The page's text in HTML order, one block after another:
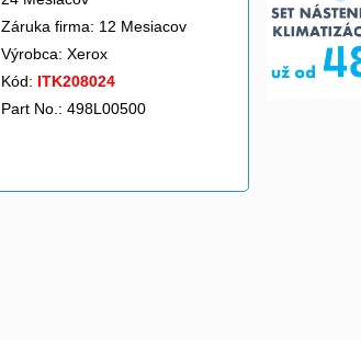
Záruka firma: 12 Mesiacov
Výrobca: Xerox
Kód: ITK208024
Part No.: 498L00500